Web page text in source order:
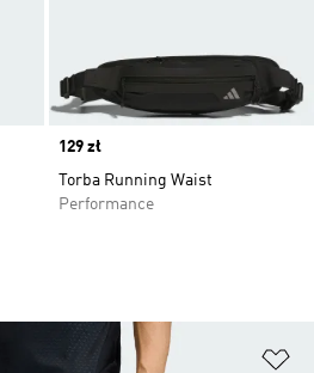
Price
129 zł
Torba Running Waist
Performance